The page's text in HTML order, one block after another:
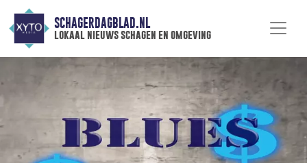
SCHAGERDAGBLAD.NL
lokaal nieuws schagen en omgeving